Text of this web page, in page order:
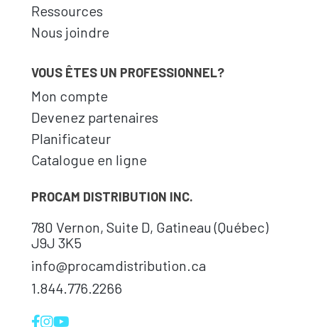
Ressources
Nous joindre
VOUS ÊTES UN PROFESSIONNEL?
Mon compte
Devenez partenaires
Planificateur
Catalogue en ligne
PROCAM DISTRIBUTION INC.
780 Vernon, Suite D, Gatineau (Québec)
J9J 3K5
info@procamdistribution.ca
1.844.776.2266